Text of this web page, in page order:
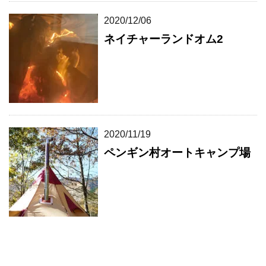
2020/12/06
ネイチャーランドオム2
2020/11/19
ペンギン村オートキャンプ場